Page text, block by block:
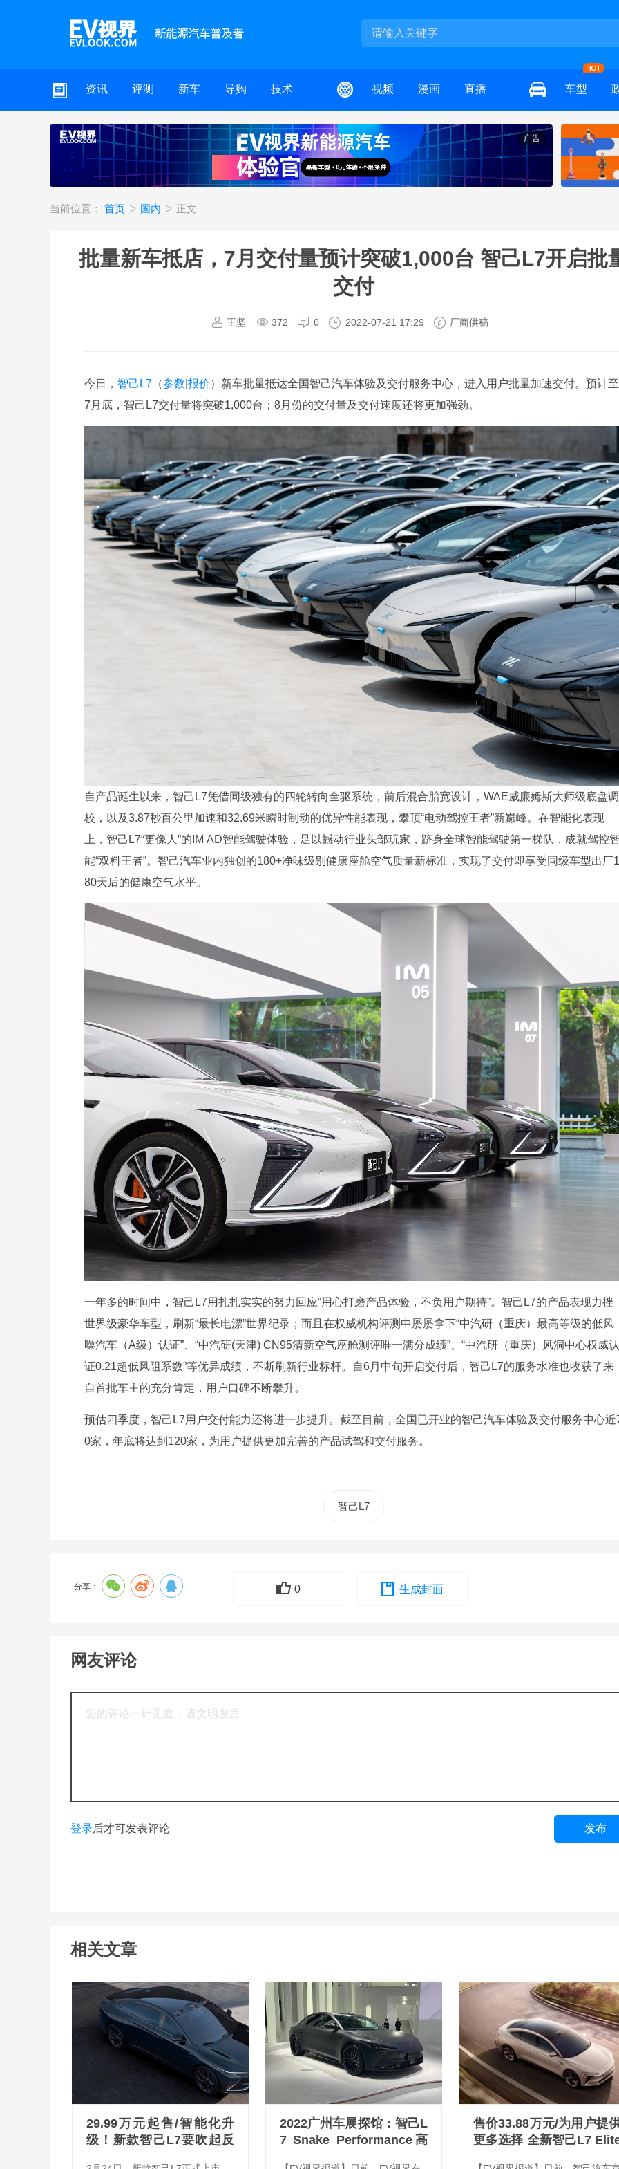
资讯 评测 新车 导购 技术 视频 漫画 直播 车型
广告
当前位置： 首页 国内 正文
批量新车抵店，7月交付量预计突破1,000台 智己L7开启批
交付
王坚 372 0 2022-07-21 17:29 厂商供稿
今日， 智己L7 （参数 报价）新车批量抵达全国智己汽车体验及交付服务中心，进入用户批量加速交付。预计至
7月底，智己L7交付量将突破1,000台；8月份的交付量及交付速度还将更加强劲。
自产品诞生以来，智己L7凭借同级独有的四轮转向全驱系统，前后混合胎宽设计，WAE威廉姆斯大师级底盘调
校，以及3.87秒百公里加速和32.69米瞬时制动的优异性能表现，攀顶“电动驾控王者”新巅峰。在智能化表现
上，智己L7“更像人”的IM AD智能驾驶体验，足以撼动行业头部玩家，跻身全球智能驾驶第一梯队，成就驾控
能“双料王者”。智己汽车业内独创的180+净味级别健康座舱空气质量新标准，实现了交付即享受同级车型出厂1
80天后的健康空气水平。
一年多的时间中，智己L7用扎扎实实的努力回应“用心打磨产品体验，不负用户期待”。智己L7的产品表现力挫
世界级豪华车型，刷新“最长电漂”世界纪录；而且在权威机构评测中屡屡拿下“中汽研（重庆）最高等级的低风
噪汽车（A级）认证”、“中汽研(天津) CN95清新空气座舱测评唯一满分成绩”、“中汽研（重庆）风洞中心权威认
证0.21超低风阻系数”等优异成绩，不断刷新行业标杆。自6月中旬开启交付后，智己L7的服务水准也收获了来
自首批车主的充分肯定，用户口碑不断攀升。
预估四季度，智己L7用户交付能力还将进一步提升。截至目前，全国已开业的智己汽车体验及交付服务中心近
0家，年底将达到120家，为用户提供更加完善的产品试驾和交付服务。
智己L7
分享： 0 生成封面
网友评论
登录后才可发表评论 发布
相关文章
29.99万元起售/智能化升
级！新款智己L7要吹起反
2022广州车展探馆：智己L
7 Snake Performance高
售价33.88万元/为用户提
更多选择 全新智己L7